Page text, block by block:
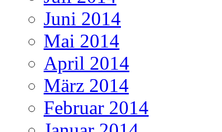
Juni 2014
Mai 2014
April 2014
März 2014
Februar 2014